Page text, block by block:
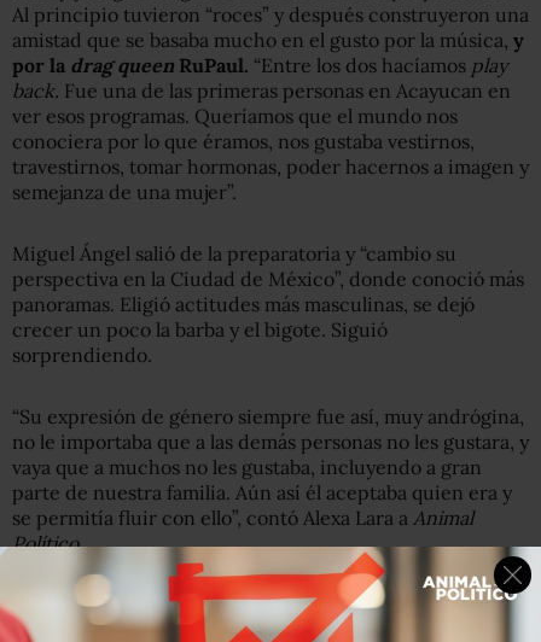
Al principio tuvieron “roces” y después construyeron una
amistad que se basaba mucho en el gusto por la música, y
por la drag queen RuPaul. “Entre los dos hacíamos play
back. Fue una de las primeras personas en Acayucan en
ver esos programas. Queríamos que el mundo nos
conociera por lo que éramos, nos gustaba vestirnos,
travestirnos, tomar hormonas, poder hacernos a imagen y
semejanza de una mujer”.
Miguel Ángel salió de la preparatoria y “cambio su
perspectiva en la Ciudad de México”, donde conoció más
panoramas. Eligió actitudes más masculinas, se dejó
crecer un poco la barba y el bigote. Siguió
sorprendiendo.
“Su expresión de género siempre fue así, muy andrógina,
no le importaba que a las demás personas no les gustara, y
vaya que a muchos no les gustaba, incluyendo a gran
parte de nuestra familia. Aún así él aceptaba quien era y
se permitía fluir con ello”, contó Alexa Lara a Animal
Político.
Después del bachillerato, “por alguna extraña razón”
Miguel Ángel no logró entrar a la universidad aún con su